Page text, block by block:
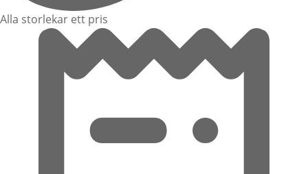
Alla storlekar ett pris